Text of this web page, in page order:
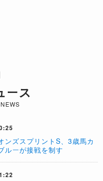
ース
ンズスプリントS、3歳馬カ
ルーが接戦を制す